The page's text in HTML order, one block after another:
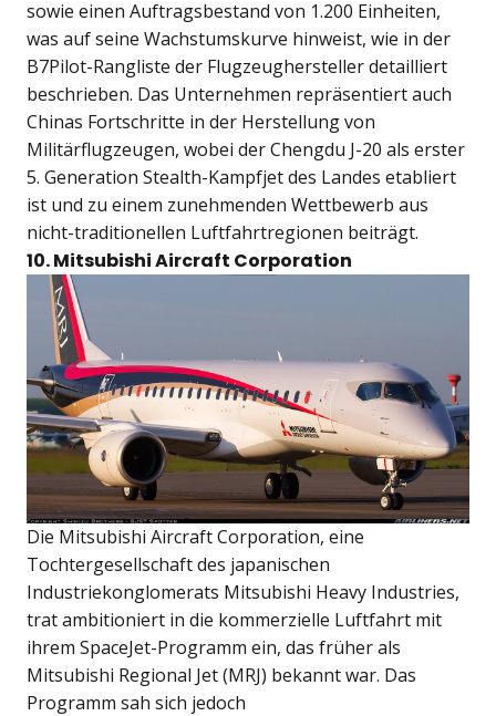
sowie einen Auftragsbestand von 1.200 Einheiten,
was auf seine Wachstumskurve hinweist, wie in der
B7Pilot-Rangliste der Flugzeughersteller detailliert
beschrieben. Das Unternehmen repräsentiert auch
Chinas Fortschritte in der Herstellung von
Militärflugzeugen, wobei der Chengdu J-20 als erster
5. Generation Stealth-Kampfjet des Landes etabliert
ist und zu einem zunehmenden Wettbewerb aus
nicht-traditionellen Luftfahrtregionen beiträgt.
10. Mitsubishi Aircraft Corporation
Die Mitsubishi Aircraft Corporation, eine
Tochtergesellschaft des japanischen
Industriekonglomerats Mitsubishi Heavy Industries,
trat ambitioniert in die kommerzielle Luftfahrt mit
ihrem SpaceJet-Programm ein, das früher als
Mitsubishi Regional Jet (MRJ) bekannt war. Das
Programm sah sich jedoch